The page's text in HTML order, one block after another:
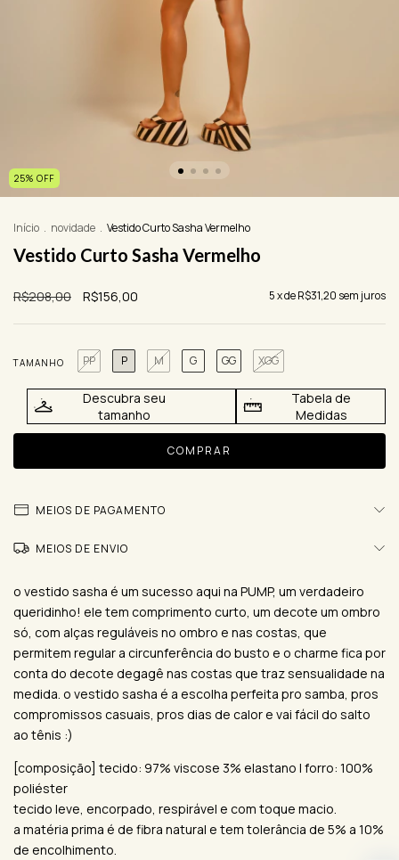
25% OFF
Início . novidade . Vestido Curto Sasha Vermelho
Vestido Curto Sasha Vermelho
R$208,00 R$156,00 5x deR$31,20 sem juros
TAMANHO PP P M G GG XGG
Descubra seu
tamanho
Tabela de
Medidas
MEIOS DE PAGAMENTO
MEIOS DE ENVIO
o vestido sasha é um sucesso aqui na PUMP, um verdadeiro
queridinho! ele tem comprimento curto, um decote um ombro
só, com alças reguláveis no ombro e nas costas, que
permitem regular a circunferência do busto e o charme fica por
conta do decote degagê nas costas que traz sensualidade na
medida. o vestido sasha é a escolha perfeita pro samba, pros
compromissos casuais, pros dias de calor e vai fácil do salto
ao tênis :)
[composição] tecido: 97% viscose 3% elastano | forro: 100%
poliéster
tecido leve, encorpado, respirável e com toque macio.
a matéria prima é de fibra natural e tem tolerância de 5% a 10%
de encolhimento.